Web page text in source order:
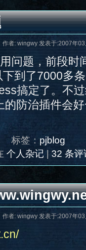
作者: wingwy 发表于:2007年
题，前段时
到了7000多
搞定了。不
的防治插件会
标签：pjblog
个人杂记|32 条评
作者: wingwy 发表于:2007年